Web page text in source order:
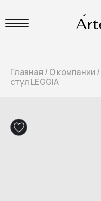
Главная /О компании /
стул LEGGIA